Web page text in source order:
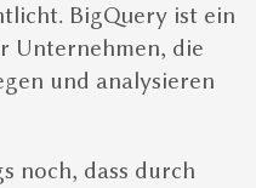
BigQuery ist ein
Unternehmen, die
und analysieren
noch, dass durch